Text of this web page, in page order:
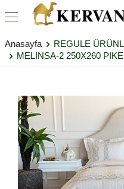
Anasayfa
REGULE
MELINSA-2 250X260